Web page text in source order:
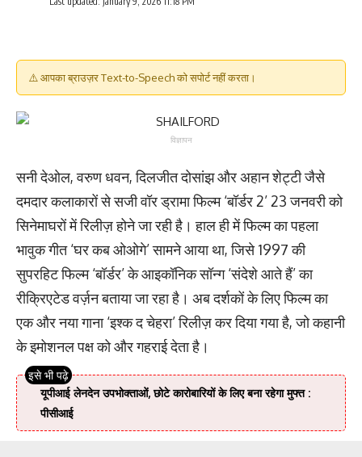
⚠️ आपका ब्राउज़र Text-to-Speech को सपोर्ट नहीं करता।
विज्ञापन
सनी देओल, वरुण धवन, दिलजीत दोसांझ और अहान शेट्टी जैसे
दमदार कलाकारों से सजी वॉर ड्रामा फिल्म ‘बॉर्डर 2’ 23 जनवरी को
सिनेमाघरों में रिलीज़ होने जा रही है। हाल ही में फिल्म का पहला
भावुक गीत ‘घर कब ओओगे’ सामने आया था, जिसे 1997 की
सुपरहिट फिल्म ‘बॉर्डर’ के आइकॉनिक सॉन्ग ‘संदेशे आते हैं’ का
रीक्रिएटेड वर्ज़न बताया जा रहा है। अब दर्शकों के लिए फिल्म का
एक और नया गाना ‘इश्क द चेहरा’ रिलीज़ कर दिया गया है, जो कहानी
के इमोशनल पक्ष को और गहराई देता है।
यूपीआई लेनदेन उपभोक्ताओं, छोटे कारोबारियों के लिए बना रहेगा मुफ्त :
पीसीआई